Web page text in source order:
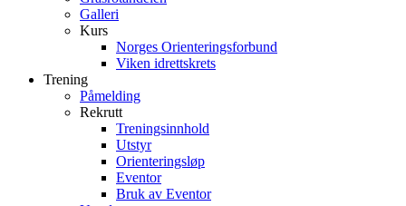
Galleri
Kurs
Norges Orienteringsforbund
Viken idrettskrets
Trening
Påmelding
Rekrutt
Treningsinnhold
Utstyr
Orienteringsløp
Eventor
Bruk av Eventor